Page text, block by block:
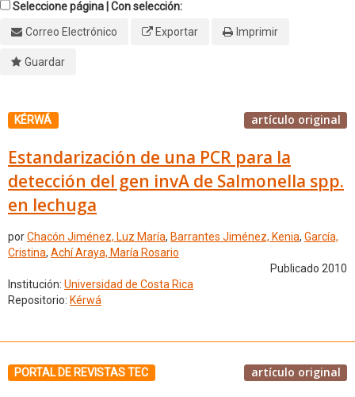
Seleccione página | Con selección:
Correo Electrónico
Exportar Imprimir
Guardar
KÉRWÁ artículo original
Estandarización de una PCR para la
detección del gen invA de Salmonella spp.
en lechuga
porChacón Jiménez, Luz María, Barrantes Jiménez, Kenia, García,
Cristina, Achí Araya, María Rosario
Publicado 2010
Institución: Universidad de Costa Rica
Repositorio: Kérwá
PORTAL DE REVISTAS TEC artículo original